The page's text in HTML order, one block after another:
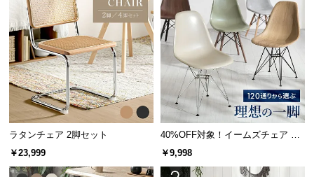
ン
セ
ル
に
つ
い
て
保
証
に
ラタンチェア 2脚セット
￥23,999
40%OFF対象！イームズチェア デ
ザイナーズシェルチェア プレミア
ムタイプ
￥9,998